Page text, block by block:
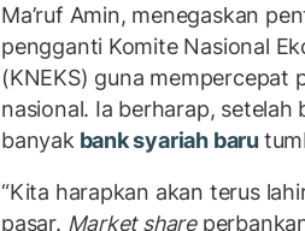
Ma’ruf Amin, menegaskan
pengganti Komite Nasional
(KNEKS) guna mempercepat
nasional. Ia berharap,
banyak bank syariah baru
“Kita harapkan akan terus
pasar. Market share